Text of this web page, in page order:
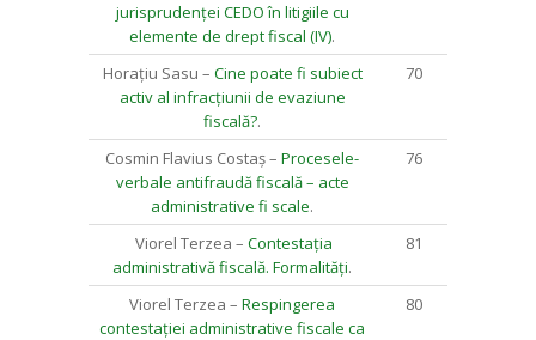
jurisprudenței CEDO în litigiile cu
elemente de drept fiscal (IV).
Horațiu Sasu – Cine poate fi subiect
activ al infracțiunii de evaziune
fiscală?.
70
Cosmin Flavius Costaș – Procesele-
verbale antifraudă fiscală – acte
administrative fi scale.
76
Viorel Terzea – Contestația
administrativă fiscală. Formalități.
81
Viorel Terzea – Respingerea
contestației administrative fiscale ca
80